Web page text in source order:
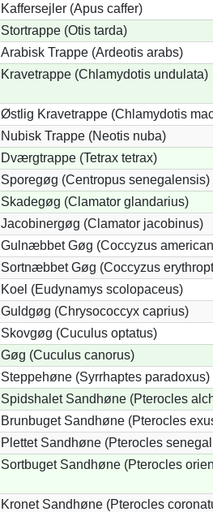
Kaffersejler (Apus caffer)
Stortrappe (Otis tarda)
Arabisk Trappe (Ardeotis arabs)
Kravetrappe (Chlamydotis undulata)
Østlig Kravetrappe (Chlamydotis
Nubisk Trappe (Neotis nuba)
Dværgtrappe (Tetrax tetrax)
Sporegøg (Centropus senegalensis)
Skadegøg (Clamator glandarius)
Jacobinergøg (Clamator jacobinus)
Gulnæbbet Gøg (Coccyzus
Sortnæbbet Gøg (Coccyzus
Koel (Eudynamys scolopaceus)
Guldgøg (Chrysococcyx caprius)
Skovgøg (Cuculus optatus)
Gøg (Cuculus canorus)
Steppehøne (Syrrhaptes paradoxus)
Spidshalet Sandhøne (Pterocles
Brunbuget Sandhøne (Pterocles
Plettet Sandhøne (Pterocles
Sortbuget Sandhøne (Pterocles
Kronet Sandhøne (Pterocles